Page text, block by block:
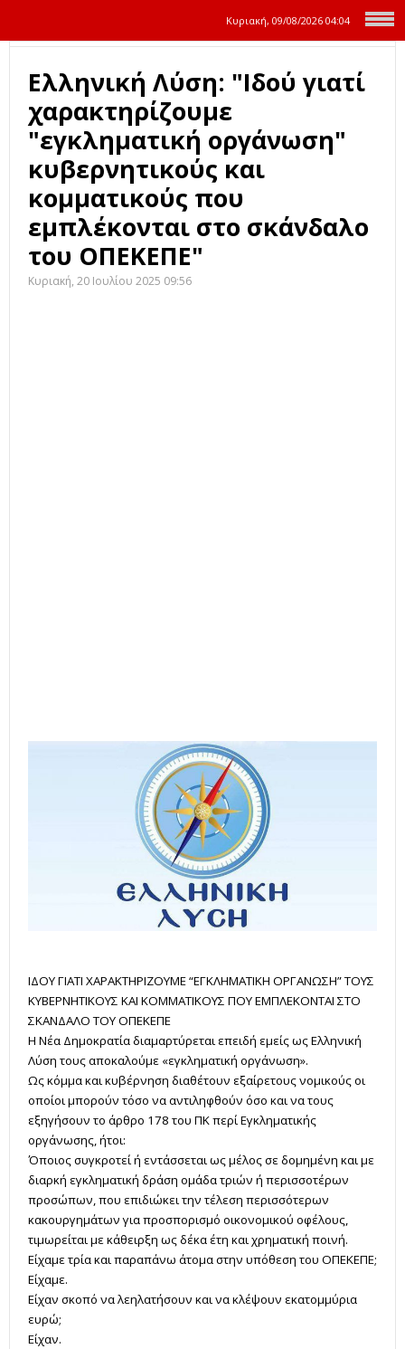
Κυριακή, 09/08/2026 04:04
Ελληνική Λύση: "Ιδού γιατί
χαρακτηρίζουμε
"εγκληματική οργάνωση"
κυβερνητικούς και
κομματικούς που
εμπλέκονται στο σκάνδαλο
του ΟΠΕΚΕΠΕ"
Κυριακή, 20 Ιουλίου 2025 09:56
ΙΔΟΥ ΓΙΑΤΙ ΧΑΡΑΚΤΗΡΙΖΟΥΜΕ “ΕΓΚΛΗΜΑΤΙΚΗ ΟΡΓΑΝΩΣΗ” ΤΟΥΣ
ΚΥΒΕΡΝΗΤΙΚΟΥΣ ΚΑΙ ΚΟΜΜΑΤΙΚΟΥΣ ΠΟΥ ΕΜΠΛΕΚΟΝΤΑΙ ΣΤΟ
ΣΚΑΝΔΑΛΟ ΤΟΥ ΟΠΕΚΕΠΕ
Η Νέα Δημοκρατία διαμαρτύρεται επειδή εμείς ως Ελληνική
Λύση τους αποκαλούμε «εγκληματική οργάνωση».
Ως κόμμα και κυβέρνηση διαθέτουν εξαίρετους νομικούς οι
οποίοι μπορούν τόσο να αντιληφθούν όσο και να τους
εξηγήσουν το άρθρο 178 του ΠΚ περί Εγκληματικής
οργάνωσης, ήτοι:
Όποιος συγκροτεί ή εντάσσεται ως μέλος σε δομημένη και με
διαρκή εγκληματική δράση ομάδα τριών ή περισσοτέρων
προσώπων, που επιδιώκει την τέλεση περισσότερων
κακουργημάτων για προσπορισμό οικονομικού οφέλους,
τιμωρείται με κάθειρξη ως δέκα έτη και χρηματική ποινή.
Είχαμε τρία και παραπάνω άτομα στην υπόθεση του ΟΠΕΚΕΠΕ;
Είχαμε.
Είχαν σκοπό να λεηλατήσουν και να κλέψουν εκατομμύρια
ευρώ;
Είχαν.